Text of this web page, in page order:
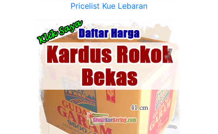
Pricelist Kue Lebaran